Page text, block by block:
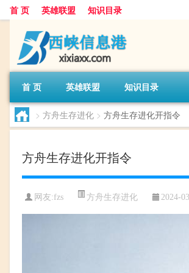
首 页 英雄联盟 知识目录
首 页 英雄联盟 知识目录
> 方舟生存进化 > 方舟生存进化开指令
方舟生存进化开指令
网友:fzs 方舟生存进化 2024-